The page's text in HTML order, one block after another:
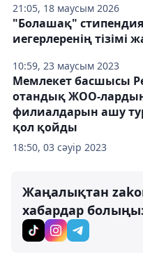
21:05, 18 маусым 2026
10:59, 23 маусым 2023
"Болашақ"
иегерлеренің тізімі
18:50, 03 сәуір 2023
Мемлекет басшысы
отандық ЖОО-
филиалдарын ашу
қол қойды
Жаңалықтан
хабардар